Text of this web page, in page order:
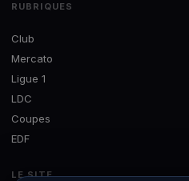
RUBRIQUES
Club
Mercato
Ligue 1
LDC
Coupes
EDF
LE SITE